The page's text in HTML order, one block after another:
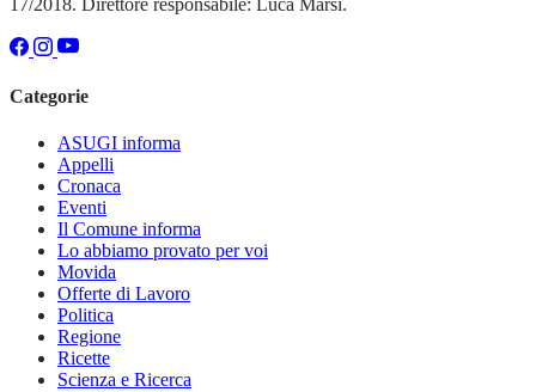
Categorie
ASUGI informa
Appelli
Cronaca
Eventi
Il Comune informa
Lo abbiamo provato per voi
Movida
Offerte di Lavoro
Politica
Regione
Ricette
Scienza e Ricerca